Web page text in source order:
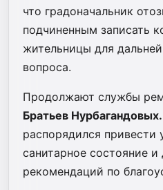
что градоначальник
подчиненным записать
жительницы для
вопроса.
Продолжают службы
Братьев Нурбагандовых.
распорядился
санитарное состояние и
рекомендаций по